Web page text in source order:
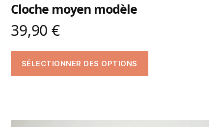
Cloche moyen modèle
39,90 €
SÉLECTIONNER DES OPTIONS